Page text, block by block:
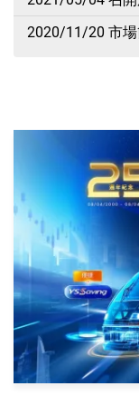
2020/11/20 市